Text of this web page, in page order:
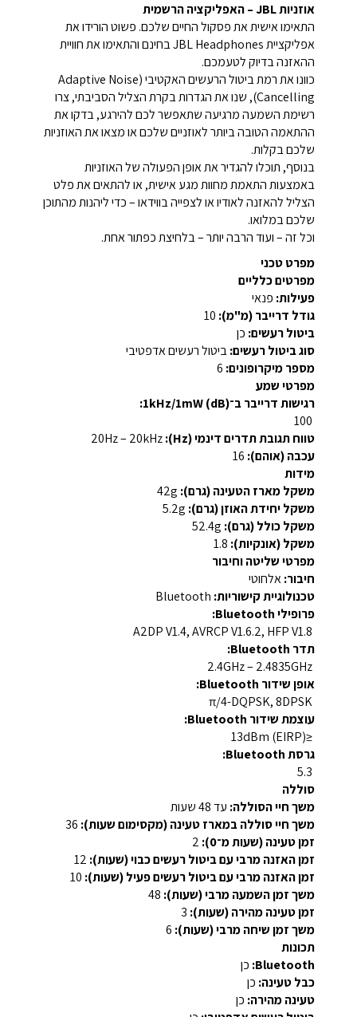
אוזניות JBL – האפליקציה הרשמית
התאימו אישית את פסקול החיים שלכם. פשוט הורידו את
אפליקציית JBL Headphones בחינם והתאימו את חוויית
ההאזנה בדיוק לטעמכם.
כוונו את רמת ביטול הרעשים האקטיבי (Adaptive Noise
Cancelling), שנו את הגדרות בקרת הצליל הסביבתי, צרו
רשימת השמעה מרגיעה שתאפשר לכם להירגע, בדקו את
ההתאמה הטובה ביותר לאוזניים שלכם או מצאו את האוזניות
שלכם בקלות.
בנוסף, תוכלו להגדיר את אופן הפעולה של האוזניות
באמצעות התאמת מחוות מגע אישית, או להתאים את פלט
הצליל להאזנה לאודיו או לצפייה בווידאו – כדי ליהנות מהתוכן
שלכם במלואו.
וכל זה – ועוד הרבה יותר – בלחיצת כפתור אחת.
מפרט טכני
מפרטים כלליים
פעילות: פנאי
גודל דרייבר (מ"מ):
ביטול רעשים: כן
סוג ביטול רעשים:ביטול רעשים אדפטיבי
מספר מיקרופונים:
מפרטי שמע
רגישות דרייבר ב־1kHz/1mW (dB):
טווח תגובת תדרים דינמי (Hz):
עכבה (אוהם):
מידות
משקל מארז הטעינה (גרם):
משקל יחידת האוזן (גרם):
משקל כולל (גרם):
משקל (אונקיות):
מפרטי שליטה וחיבור
חיבור:אלחוטי
טכנולוגיית קישוריות:
פרופילי Bluetooth:
תדר Bluetooth:
אופן שידור Bluetooth:
עוצמת שידור Bluetooth:
≤13dBm (EIRP)
גרסת Bluetooth:
סוללה
משך חיי הסוללה: עד 48 שעות
משך חיי סוללה במארז טעינה (מקסימום שעות):
זמן טעינה (שעות מ־0):
זמן האזנה מרבי עם ביטול רעשים כבוי (שעות):
זמן האזנה מרבי עם ביטול רעשים פעיל (שעות):
משך זמן השמעה מרבי (שעות):
זמן טעינה מהירה (שעות):
משך זמן שיחה מרבי (שעות):
תכונות
Bluetooth: כן
כבל טעינה: כן
טעינה מהירה: כן